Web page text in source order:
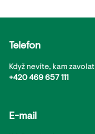
Telefon
Když nevíte, kam zavolat
+420 469 657 111
E-mail